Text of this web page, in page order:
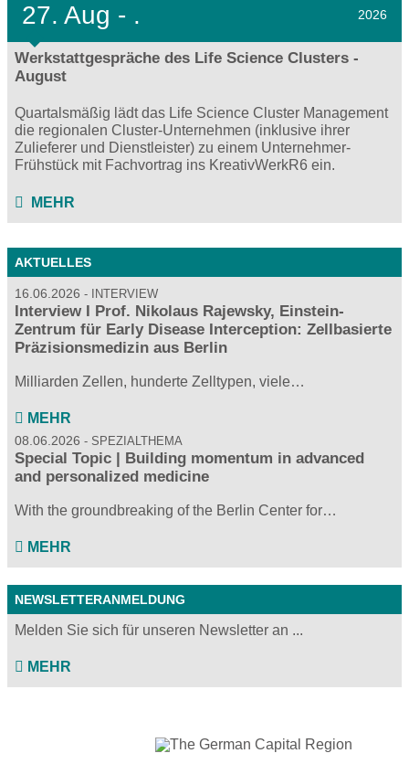
27. Aug - . 2026
Werkstattgespräche des Life Science Clusters -
August
Quartalsmäßig lädt das Life Science Cluster Management
die regionalen Cluster-Unternehmen (inklusive ihrer
Zulieferer und Dienstleister) zu einem Unternehmer-
Frühstück mit Fachvortrag ins KreativWerkR6 ein.
MEHR
AKTUELLES
16.06.2026 INTERVIEW
Interview I Prof. Nikolaus Rajewsky, Einstein-
Zentrum für Early Disease Interception: Zellbasierte
Präzisionsmedizin aus Berlin
Milliarden Zellen, hunderte Zelltypen, viele…
MEHR
08.06.2026 SPEZIALTHEMA
Special Topic | Building momentum in advanced
and personalized medicine
With the groundbreaking of the Berlin Center for…
MEHR
NEWSLETTERANMELDUNG
Melden Sie sich für unseren Newsletter an ...
MEHR